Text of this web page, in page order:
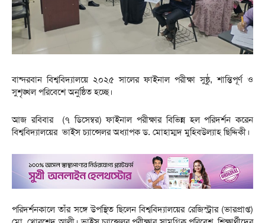
বান্দরবান বিশ্ববিদ্যালয়ে ২০২৫ সালের ফাইনাল পরীক্ষা সুষ্ঠু, শান্তিপূর্ণ ও
সুশৃঙ্খল পরিবেশে অনুষ্ঠিত হচ্ছে।
আজ রবিবার (৭ ডিসেম্বর) ফাইনাল পরীক্ষার বিভিন্ন হল পরিদর্শন করেন
বিশ্ববিদ্যালয়ের ভাইস চ্যান্সেলর অধ্যাপক ড. মোহাম্মদ মুহিবউল্যাহ ছিদ্দিকী।
পরিদর্শনকালে তাঁর সঙ্গে উপস্থিত ছিলেন বিশ্ববিদ্যালয়ের রেজিস্ট্রার (ভারপ্রাপ্ত)